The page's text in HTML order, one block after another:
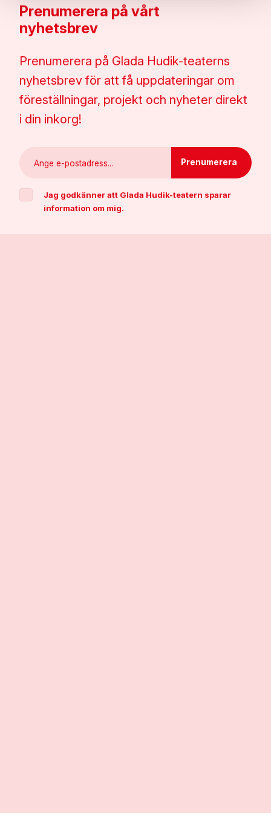
Prenumerera på vårt
nyhetsbrev
Prenumerera på Glada Hudik-teaterns
nyhetsbrev för att få uppdateringar om
föreställningar, projekt och nyheter direkt
i din inkorg!
Jag godkänner att Glada Hudik-teatern sparar
information om mig.